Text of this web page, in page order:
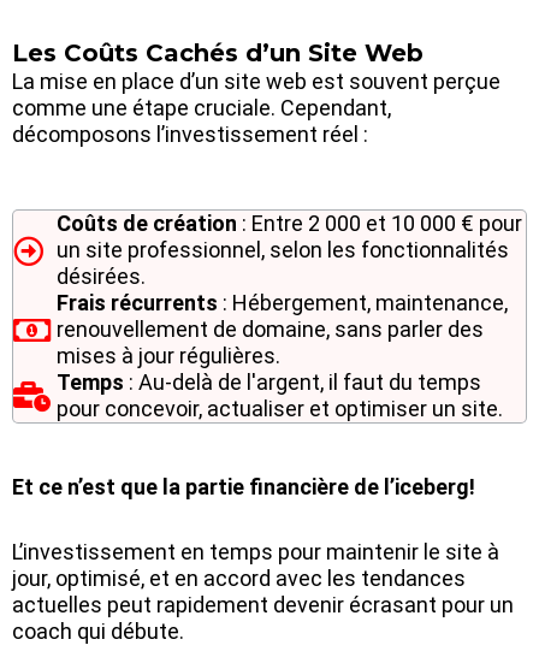
Les Coûts Cachés d’un Site Web
La mise en place d’un site web est souvent perçue
comme une étape cruciale. Cependant,
décomposons l’investissement réel :
Coûts de création : Entre 2 000 et 10 000 € pour
un site professionnel, selon les fonctionnalités
désirées.
Frais récurrents : Hébergement, maintenance,
renouvellement de domaine, sans parler des
mises à jour régulières.
Temps : Au-delà de l'argent, il faut du temps
pour concevoir, actualiser et optimiser un site.
Et ce n’est que la partie financière de l’iceberg!
L’investissement en temps pour maintenir le site à
jour, optimisé, et en accord avec les tendances
actuelles peut rapidement devenir écrasant pour un
coach qui débute.